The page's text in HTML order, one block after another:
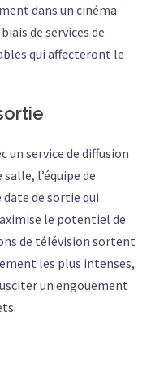
dans un cinéma
de services de
qui affecteront le
un service de diffusion
l’équipe de
de sortie qui
le potentiel de
de télévision sortent
les plus intenses,
un engouement